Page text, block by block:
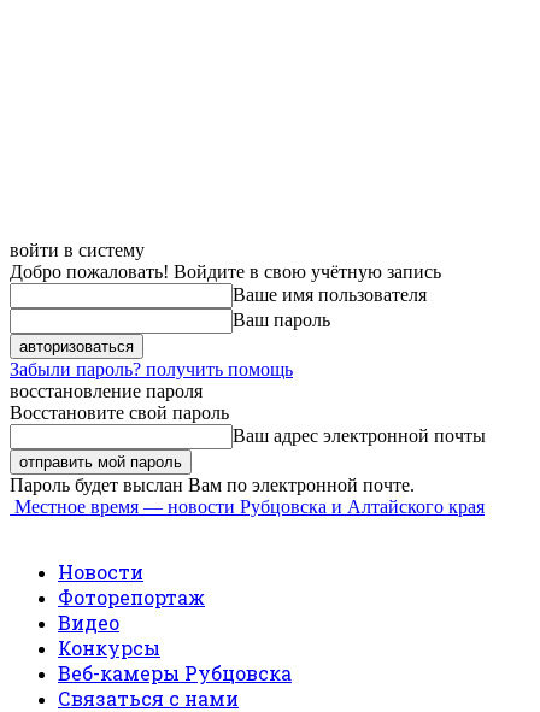
войти в систему
Добро пожаловать! Войдите в свою учётную запись
Ваше имя пользователя
Ваш пароль
Забыли пароль? получить помощь
восстановление пароля
Восстановите свой пароль
Ваш адрес электронной почты
Пароль будет выслан Вам по электронной почте.
Местное время — новости Рубцовска и Алтайского края
Новости
Фоторепортаж
Видео
Конкурсы
Веб-камеры Рубцовска
Связаться с нами